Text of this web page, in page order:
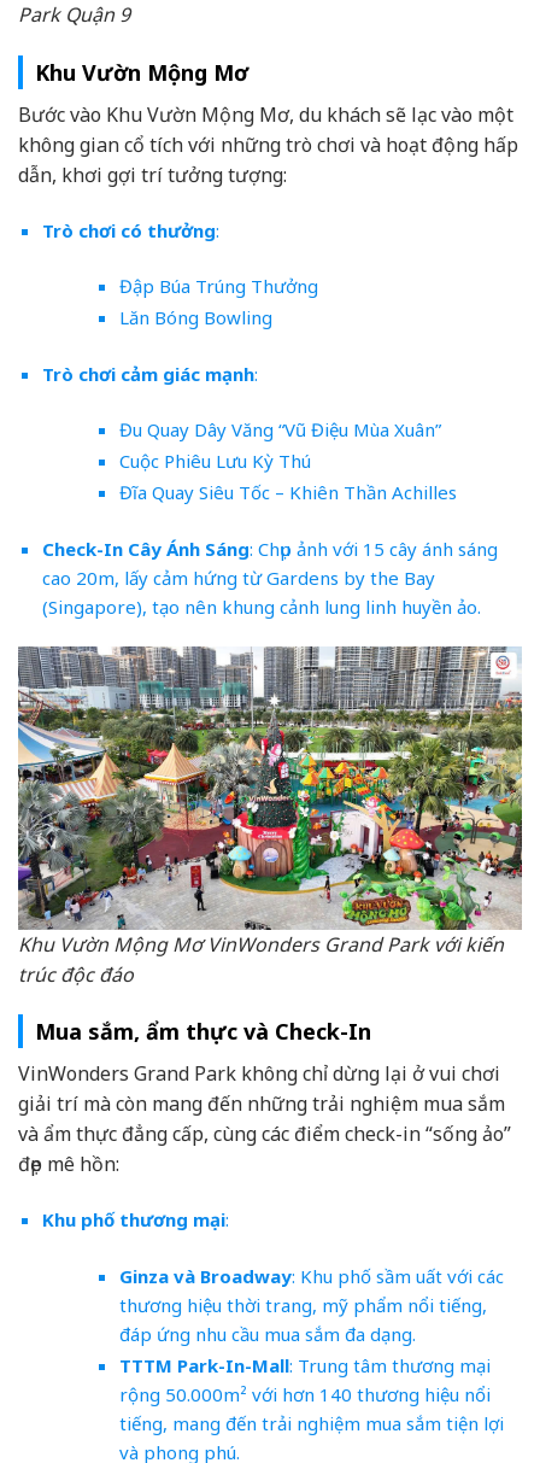
Park Quận 9
Khu Vườn Mộng Mơ
Bước vào Khu Vườn Mộng Mơ, du khách sẽ lạc vào một
không gian cổ tích với những trò chơi và hoạt động hấp
dẫn, khơi gợi trí tưởng tượng:
Trò chơi có thưởng:
Đập Búa Trúng Thưởng
Lăn Bóng Bowling
Trò chơi cảm giác mạnh:
Đu Quay Dây Văng “Vũ Điệu Mùa Xuân”
Cuộc Phiêu Lưu Kỳ Thú
Đĩa Quay Siêu Tốc – Khiên Thần Achilles
Check-In Cây Ánh Sáng: Chụp ảnh với 15 cây ánh sáng
cao 20m, lấy cảm hứng từ Gardens by the Bay
(Singapore), tạo nên khung cảnh lung linh huyền ảo.
Khu Vườn Mộng Mơ VinWonders Grand Park với kiến
trúc độc đáo
Mua sắm, ẩm thực và Check-In
VinWonders Grand Park không chỉ dừng lại ở vui chơi
giải trí mà còn mang đến những trải nghiệm mua sắm
và ẩm thực đẳng cấp, cùng các điểm check-in “sống ảo”
đẹp mê hồn:
Khu phố thương mại:
Ginza và Broadway: Khu phố sầm uất với các
thương hiệu thời trang, mỹ phẩm nổi tiếng,
đáp ứng nhu cầu mua sắm đa dạng.
TTTM Park-In-Mall: Trung tâm thương mại
rộng 50.000m² với hơn 140 thương hiệu nổi
tiếng, mang đến trải nghiệm mua sắm tiện lợi
và phong phú.